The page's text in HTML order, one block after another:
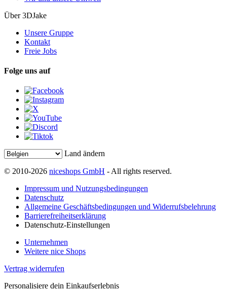
Über 3DJake
Unsere Gruppe
Kontakt
Freie Jobs
Folge uns auf
Land ändern
© 2010-2026 niceshops GmbH - All rights reserved.
Impressum und Nutzungsbedingungen
Datenschutz
Allgemeine Geschäftsbedingungen und Widerrufsbelehrung
Barrierefreiheitserklärung
Datenschutz-Einstellungen
Unternehmen
Weitere nice Shops
Vertrag widerrufen
Personalisiere dein Einkaufserlebnis